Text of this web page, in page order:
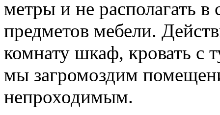
метры и не располагать
предметов мебели.
комнату шкаф, кровать с
мы загромоздим
непроходимым.